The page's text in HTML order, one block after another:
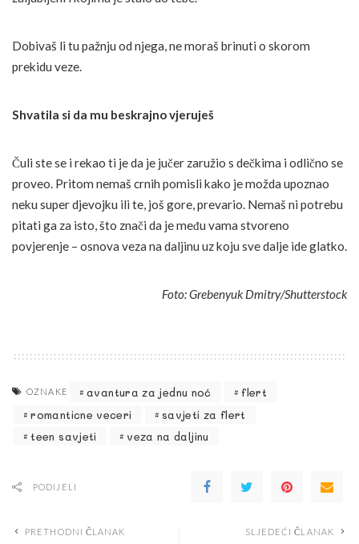
Dobivaš li tu pažnju od njega, ne moraš brinuti o skorom
prekidu veze.
Shvatila si da mu beskrajno vjeruješ
Čuli ste se i rekao ti je da je jučer zaružio s dečkima i odlično se
proveo. Pritom nemaš crnih pomisli kako je možda upoznao
neku super djevojku ili te, još gore, prevario. Nemaš ni potrebu
pitati ga za isto, što znači da je među vama stvoreno
povjerenje – osnova veza na daljinu uz koju sve dalje ide glatko.
Foto: Grebenyuk Dmitry/Shutterstock
OZNAKE avantura za jednu noć
flert
romanticne veceri
savjeti za flert
teen savjeti
veza na daljinu
PODIJELI
PRETHODNI ČLANAK SLJEDEĆI ČLANAK